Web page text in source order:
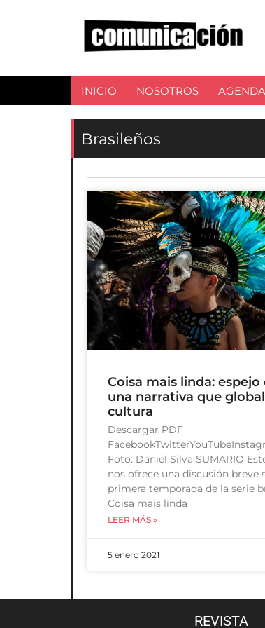
INICIO NOSOTROS
Brasileños
Coisa mais linda: espejo
una narrativa que
cultura
Descargar PDF
Foto: Daniel Silva SUMARIO
nos ofrece una discusión breve
primera temporada de la serie
Coisa mais linda
LEER MÁS »
5 enero 2021
REVISTA